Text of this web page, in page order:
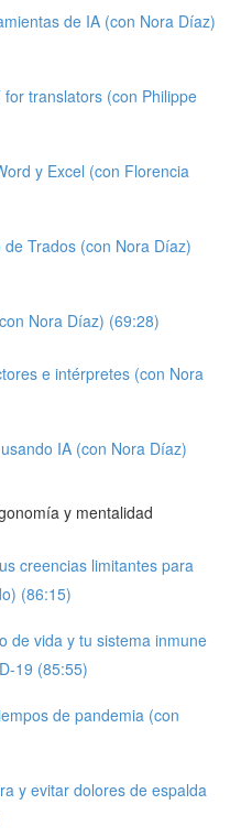
de IA (con Nora Díaz)
translators (con Philippe
y Excel (con Florencia
Trados (con Nora Díaz)
Nora Díaz) (69:28)
e intérpretes (con Nora
IA (con Nora Díaz)
y mentalidad
creencias limitantes para
(86:15)
de vida y tu sistema inmune
19 (85:55)
de pandemia (con
y evitar dolores de espalda